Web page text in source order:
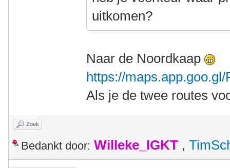
uitkomen?
Naar de Noordkaap
https://
Als je de twee routes
Zoek
Bedankt door: Willeke_IGKT ,